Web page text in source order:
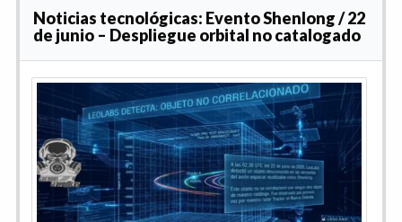
Noticias tecnológicas: Evento Shenlong / 22
de junio – Despliegue orbital no catalogado